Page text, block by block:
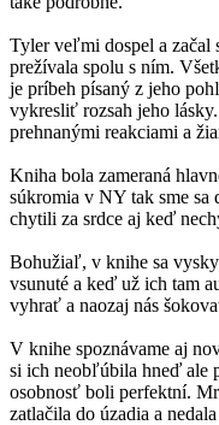
Tyler veľmi dospel a začal
prežívala spolu s ním.
je príbeh písaný z jeho
vykresliť rozsah jeho
prehnanými reakciami a
Kniha bola zameraná
súkromia v NY tak sme sa
chytili za srdce aj keď
Bohužiaľ, v knihe sa
vsunuté a keď už ich tam
vyhrať a naozaj nás
V knihe spoznávame aj
si ich neobľúbila hneď ale
osobnosť boli perfektní.
zatlačila do úzadia a